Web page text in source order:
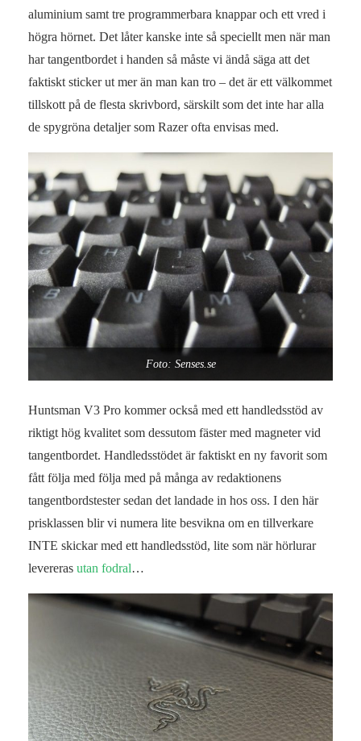
aluminium samt tre programmerbara knappar och ett vred i
högra hörnet. Det låter kanske inte så speciellt men när man
har tangentbordet i handen så måste vi ändå säga att det
faktiskt sticker ut mer än man kan tro – det är ett välkommet
tillskott på de flesta skrivbord, särskilt som det inte har alla
de spygröna detaljer som Razer ofta envisas med.
Foto: Senses.se
Huntsman V3 Pro kommer också med ett handledsstöd av
riktigt hög kvalitet som dessutom fäster med magneter vid
tangentbordet. Handledsstödet är faktiskt en ny favorit som
fått följa med följa med på många av redaktionens
tangentbordstester sedan det landade in hos oss. I den här
prisklassen blir vi numera lite besvikna om en tillverkare
INTE skickar med ett handledsstöd, lite som när hörlurar
levereras utan fodral…